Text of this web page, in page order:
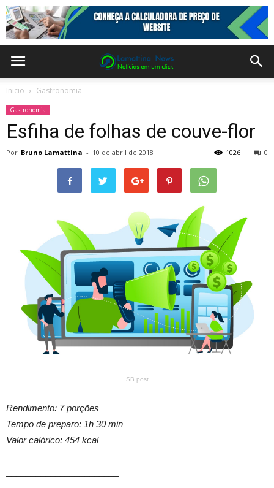
Inicio Gastronomia
Gastronomia
Esfiha de folhas de couve-flor
Por Bruno Lamattina - 10 de abril de 2018 0
1026
SB post
Rendimento: 7 porções
Tempo de preparo: 1h 30 min
Valor calórico: 454 kcal